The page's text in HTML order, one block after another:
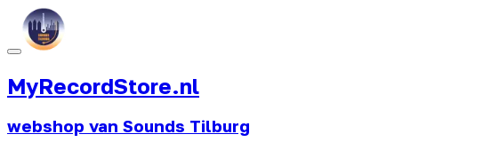
MyRecordStore.nl
webshop van Sounds Tilburg